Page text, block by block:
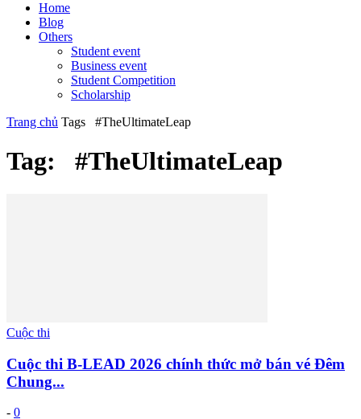
Home
Blog
Others
Student event
Business event
Student Competition
Scholarship
Trang chủ Tags #TheUltimateLeap
Tag: #TheUltimateLeap
Cuộc thi
Cuộc thi B-LEAD 2026 chính thức mở bán vé Đêm
Chung...
- 0